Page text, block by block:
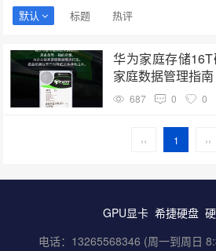
硬盘采购(474)
希捷硬盘(471)
监控设备​(1)
服务器硬盘接口(1)
SSD缓存(1)
扩容NAS(1)
增加硬盘
默认 标题 热评
华为家庭存储16T
家庭数据管理指南
687 0 0
‹‹ 1 ››
GPU显卡 希捷硬盘
电话：13265568346 (周一到周日